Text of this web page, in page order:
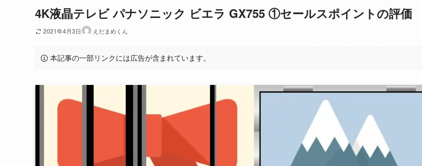
4K液晶テレビ パナソニック ビエラ GX755 ①セールスポイントの評価
2021年4月3日 えだまめくん
本記事の一部リンクには広告が含まれています。